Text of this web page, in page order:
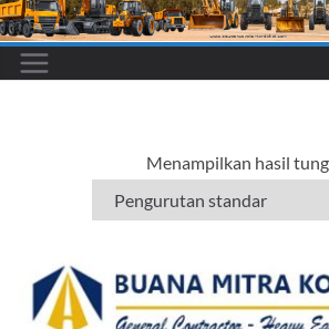
Menampilkan hasil